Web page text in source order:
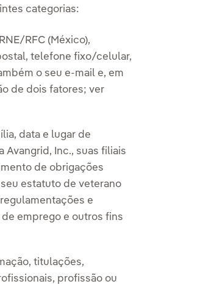
categorias:
RFC (México),
telefone fixo/celular,
o seu e-mail e, em
de dois fatores; ver
data e lugar de
Avangrid, Inc., suas filiais
de obrigações
estatuto de veterano
e
emprego e outros fins
titulações,
profissão ou